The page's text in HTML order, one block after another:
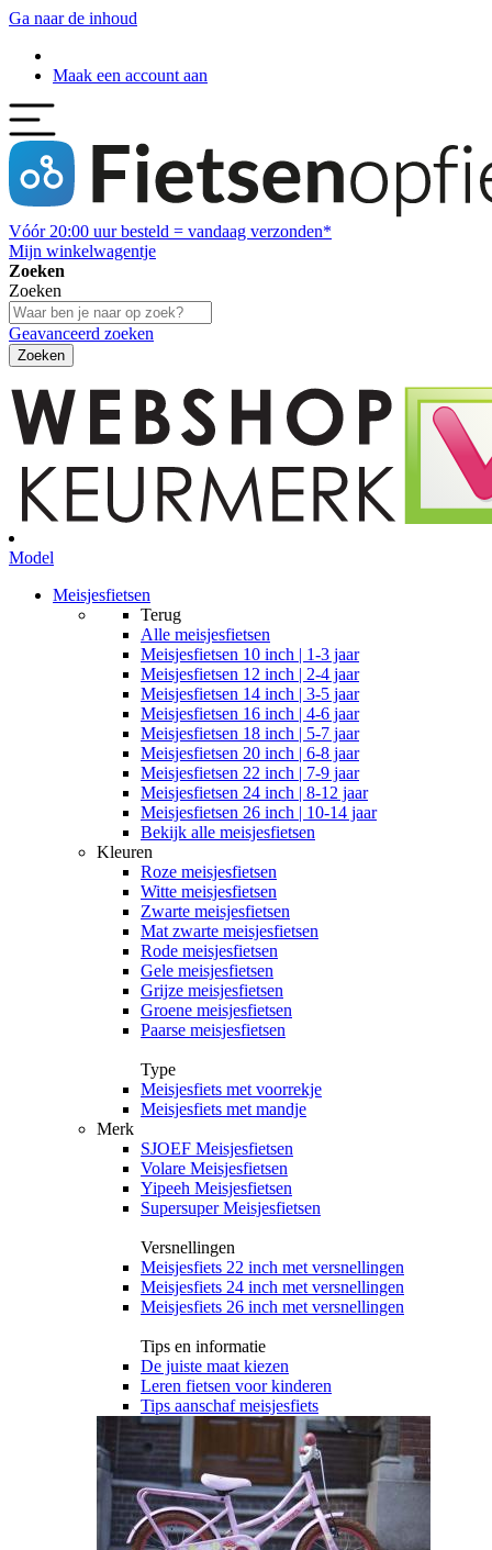
Ga naar de inhoud
Maak een account aan
Vóór 20:00 uur besteld = vandaag verzonden*
Mijn winkelwagentje
Zoeken
Zoeken
Geavanceerd zoeken
Zoeken
Model
Meisjesfietsen
Terug
Alle meisjesfietsen
Meisjesfietsen 10 inch | 1-3 jaar
Meisjesfietsen 12 inch | 2-4 jaar
Meisjesfietsen 14 inch | 3-5 jaar
Meisjesfietsen 16 inch | 4-6 jaar
Meisjesfietsen 18 inch | 5-7 jaar
Meisjesfietsen 20 inch | 6-8 jaar
Meisjesfietsen 22 inch | 7-9 jaar
Meisjesfietsen 24 inch | 8-12 jaar
Meisjesfietsen 26 inch | 10-14 jaar
Bekijk alle meisjesfietsen
Kleuren
Roze meisjesfietsen
Witte meisjesfietsen
Zwarte meisjesfietsen
Mat zwarte meisjesfietsen
Rode meisjesfietsen
Gele meisjesfietsen
Grijze meisjesfietsen
Groene meisjesfietsen
Paarse meisjesfietsen
Type
Meisjesfiets met voorrekje
Meisjesfiets met mandje
Merk
SJOEF Meisjesfietsen
Volare Meisjesfietsen
Yipeeh Meisjesfietsen
Supersuper Meisjesfietsen
Versnellingen
Meisjesfiets 22 inch met versnellingen
Meisjesfiets 24 inch met versnellingen
Meisjesfiets 26 inch met versnellingen
Tips en informatie
De juiste maat kiezen
Leren fietsen voor kinderen
Tips aanschaf meisjesfiets